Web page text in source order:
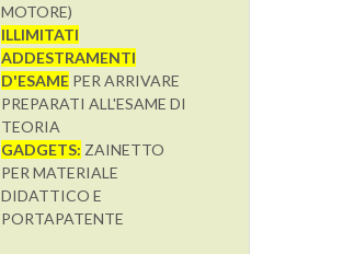
MOTORE)
ILLIMITATI
ADDESTRAMENTI
D'ESAME PER ARRIVARE
PREPARATI ALL'ESAME DI
TEORIA
GADGETS: ZAINETTO
PER MATERIALE
DIDATTICO E
PORTAPATENTE